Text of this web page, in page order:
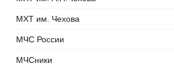
МХТ им. Чехова
МЧС России
МЧСники